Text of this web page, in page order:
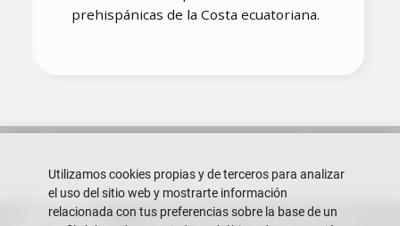
prehispánicas de la Costa ecuatoriana.
Escuela Superior Politécnica del Litoral
Utilizamos cookies propias y de terceros para analizar
el uso del sitio web y mostrarte información
relacionada con tus preferencias sobre la base de un